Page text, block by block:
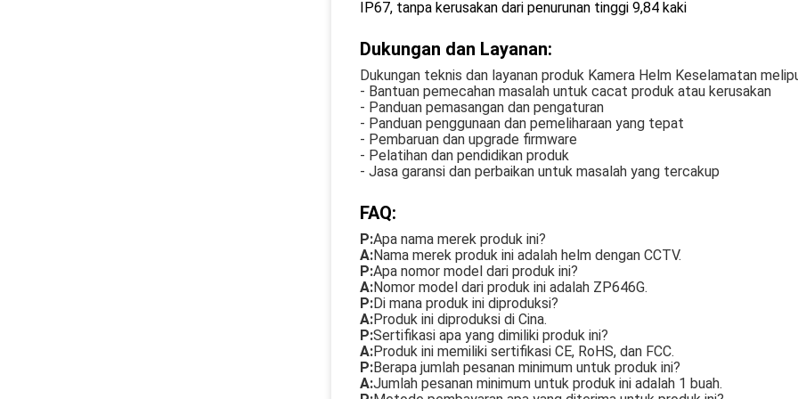
IP67, tanpa kerusakan dari penurunan tinggi 9,84 kaki
Dukungan dan Layanan:
Dukungan teknis dan layanan produk Kamera Helm Keselamatan
- Bantuan pemecahan masalah untuk cacat produk atau kerusakan
- Panduan pemasangan dan pengaturan
- Panduan penggunaan dan pemeliharaan yang tepat
- Pembaruan dan upgrade firmware
- Pelatihan dan pendidikan produk
- Jasa garansi dan perbaikan untuk masalah yang tercakup
FAQ:
P:Apa nama merek produk ini?
A:Nama merek produk ini adalah helm dengan CCTV.
P:Apa nomor model dari produk ini?
A:Nomor model dari produk ini adalah ZP646G.
P:Di mana produk ini diproduksi?
A:Produk ini diproduksi di Cina.
P:Sertifikasi apa yang dimiliki produk ini?
A:Produk ini memiliki sertifikasi CE, RoHS, dan FCC.
P:Berapa jumlah pesanan minimum untuk produk ini?
A:Jumlah pesanan minimum untuk produk ini adalah 1 buah.